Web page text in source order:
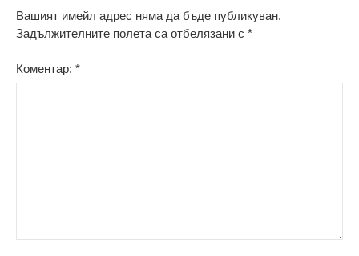
Вашият имейл адрес няма да бъде публикуван.
Задължителните полета са отбелязани с *
Коментар: *